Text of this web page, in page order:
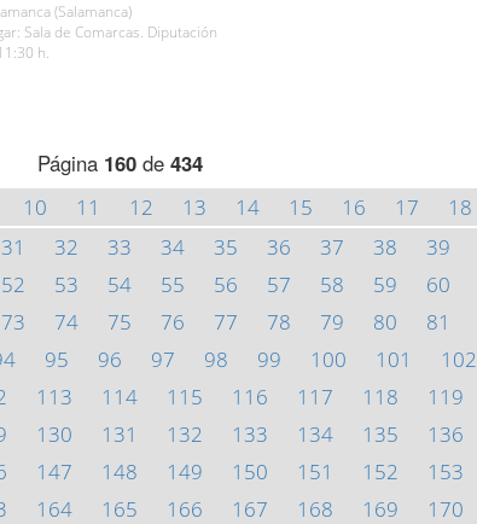
(Salamanca)
Sala de Comarcas. Diputación
h.
Página 160de 434
10 11 12 13 14 15 16 17 18
31 32 33 34 35 36 37 38 39
52 53 54 55 56 57 58 59 60
73 74 75 76 77 78 79 80 81
95 96 97 98 99 100 101 102
113 114 115 116 117 118 119
130 131 132 133 134 135 136
147 148 149 150 151 152 153
164 165 166 167 168 169 170